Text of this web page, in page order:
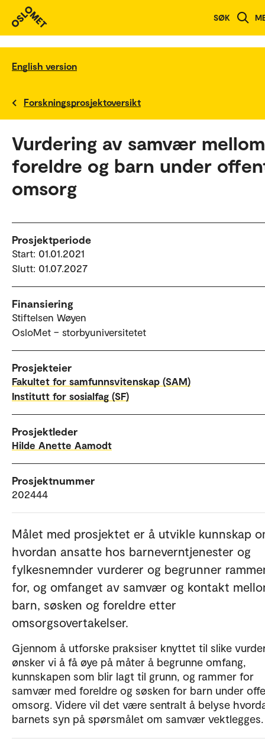
SØK
English version
Forskningsprosjektoversikt
Vurdering av samvær mellom
foreldre og barn under
omsorg
Prosjektperiode
Start: 01.01.2021
Slutt: 01.07.2027
Finansiering
Stiftelsen Wøyen
OsloMet – storbyuniversitetet
Prosjekteier
Fakultet for samfunnsvitenskap (SAM)
Institutt for sosialfag (SF)
Prosjektleder
Hilde Anette Aamodt
Prosjektnummer
202444
Målet med prosjektet er å utvikle kunnskap
hvordan ansatte hos barneverntjenester og
fylkesnemnder vurderer og begrunner
for, og omfanget av samvær og kontakt
barn, søsken og foreldre etter
omsorgsovertakelser.
Gjennom å utforske praksiser knyttet til slike
ønsker vi å få øye på måter å begrunne omfang,
kunnskapen som blir lagt til grunn, og rammer for
samvær med foreldre og søsken for barn under
omsorg. Videre vil det være sentralt å belyse
barnets syn på spørsmålet om samvær vektlegges.